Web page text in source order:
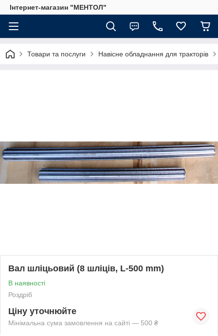
Інтернет-магазин "МЕНТОЛ"
Товари та послуги Навісне обладнання для тракторів
Вал шліцьовий (8 шліців, L-500 mm)
В наявності
Роздріб
Ціну уточнюйте
Мінімальна сума замовлення на сайті — 500 ₴